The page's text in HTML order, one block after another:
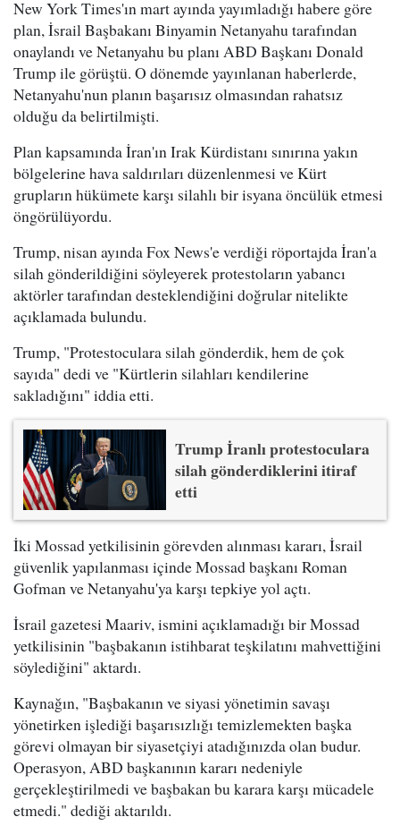
New York Times'ın mart ayında yayımladığı habere göre
plan, İsrail Başbakanı Binyamin Netanyahu tarafından
onaylandı ve Netanyahu bu planı ABD Başkanı Donald
Trump ile görüştü. O dönemde yayınlanan haberlerde,
Netanyahu'nun planın başarısız olmasından rahatsız
olduğu da belirtilmişti.
Plan kapsamında İran'ın Irak Kürdistanı sınırına yakın
bölgelerine hava saldırıları düzenlenmesi ve Kürt
grupların hükümete karşı silahlı bir isyana öncülük etmesi
öngörülüyordu.
Trump, nisan ayında Fox News'e verdiği röportajda İran'a
silah gönderildiğini söyleyerek protestoların yabancı
aktörler tarafından desteklendiğini doğrular nitelikte
açıklamada bulundu.
Trump, "Protestoculara silah gönderdik, hem de çok
sayıda" dedi ve "Kürtlerin silahları kendilerine
sakladığını" iddia etti.
Trump İranlı protestoculara
silah gönderdiklerini itiraf
etti
İki Mossad yetkilisinin görevden alınması kararı, İsrail
güvenlik yapılanması içinde Mossad başkanı Roman
Gofman ve Netanyahu'ya karşı tepkiye yol açtı.
İsrail gazetesi Maariv, ismini açıklamadığı bir Mossad
yetkilisinin "başbakanın istihbarat teşkilatını mahvettiğini
söylediğini" aktardı.
Kaynağın, "Başbakanın ve siyasi yönetimin savaşı
yönetirken işlediği başarısızlığı temizlemekten başka
görevi olmayan bir siyasetçiyi atadığınızda olan budur.
Operasyon, ABD başkanının kararı nedeniyle
gerçekleştirilmedi ve başbakan bu karara karşı mücadele
etmedi." dediği aktarıldı.